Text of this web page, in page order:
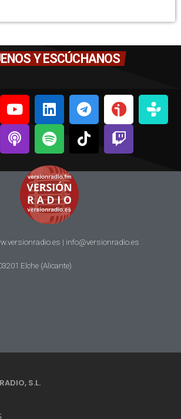
Y ESCÚCHANOS
| info@versionradio.es
Elche (Alicante)
S.L.